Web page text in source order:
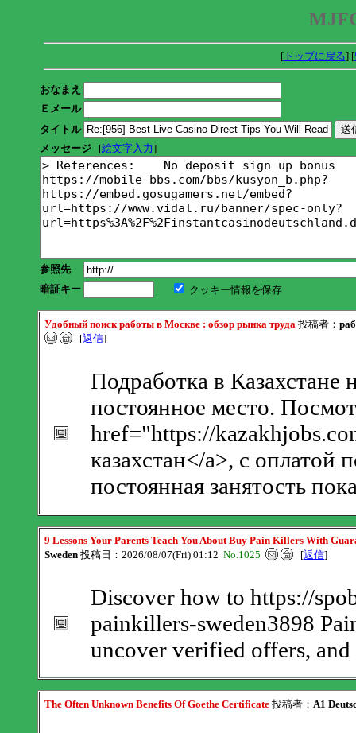
[トップに戻る] [
おなまえ
Ｅメール
タイトル
メッセージ [絵文字入力]
参照先
暗証キー
クッキー情報を保存
Удобный поиск работы в Москве : обзор рынка труда 投稿者：
[返信]
Подработка в Казахстане
постоянное место.
href="https://
казахстан</a>, с оплатой
постоянная занятость
9 Lessons Your Parents Teach You About Buy Pain Killers With
Sweden 投稿日：2026/08/07(Fri) 01:12 No.1025 [返信]
Discover how to https://
painkillers-sweden3898
uncover verified offers,
The Often Unknown Benefits Of Goethe Certificate 投稿者： A1